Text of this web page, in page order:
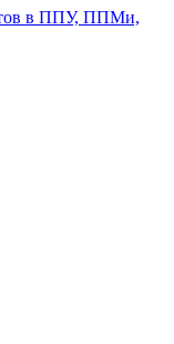
в ППУ, ППМи,